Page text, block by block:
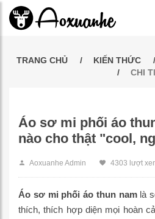
TRANG CHỦ KIẾN THỨC
CHI
Áo sơ mi phối áo
nào cho thật "cool,
Aoxuanhe Admin 4303 lượt
Áo sơ mi phối áo thun namlà
thích, thích hợp diện mọi hoàn